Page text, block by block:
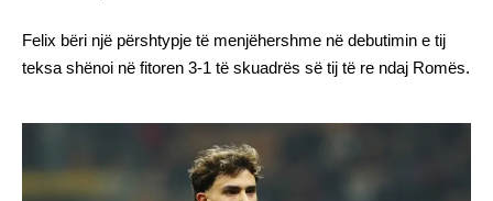
Felix bëri një përshtypje të menjëhershme në debutimin e tij
teksa shënoi në fitoren 3-1 të skuadrës së tij të re ndaj Romës.